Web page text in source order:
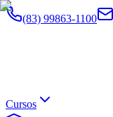
(83) 99863-1100
Cursos